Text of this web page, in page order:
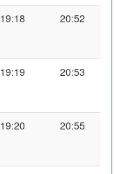
19:18 20:52
19:19 20:53
19:20 20:55